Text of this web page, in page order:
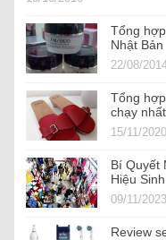
Tổng
Nhật Bản
22/08/
Tổng
chạy
15/11/2020
Bí Quyết
Hiệu
09/11/2023
Review